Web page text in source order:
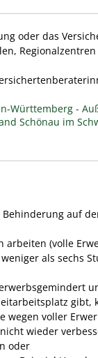
oder das
Württemberg -
Schönau im
auf
arbeiten (volle
als sechs
gibt,
wegen voller
wieder
oder